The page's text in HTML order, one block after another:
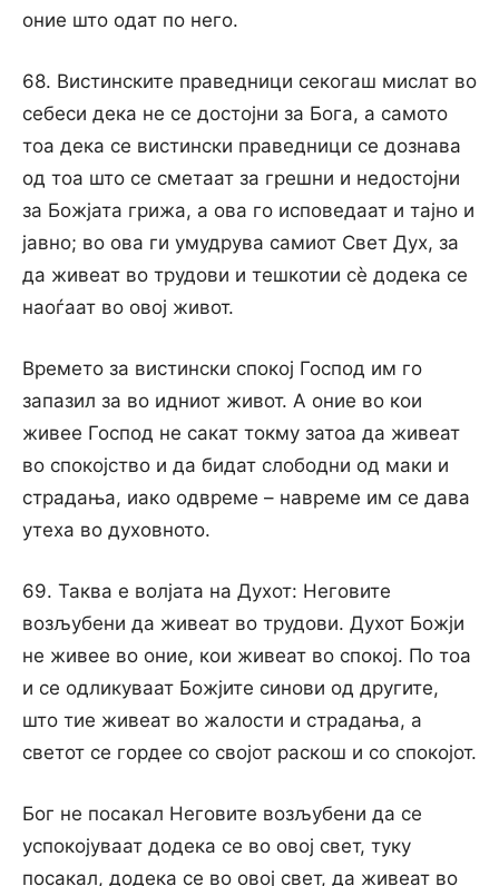
оние што одат по него.
68. Вистинските праведници секогаш мислат во
себеси дека не се достојни за Бога, а самото
тоа дека се вистински праведници се дознава
од тоа што се сметаат за грешни и недостојни
за Божјата грижа, а ова го исповедаат и тајно и
јавно; во ова ги умудрува самиот Свет Дух, за
да живеат во трудови и тешкотии сѐ додека се
наоѓаат во овој живот.
Времето за вистински спокој Господ им го
запазил за во идниот живот. А оние во кои
живее Господ не сакат токму затоа да живеат
во спокојство и да бидат слободни од маки и
страдања, иако одвреме – навреме им се дава
утеха во духовното.
69. Таква е волјата на Духот: Неговите
возљубени да живеат во трудови. Духот Божји
не живее во оние, кои живеат во спокој. По тоа
и се одликуваат Божјите синови од другите,
што тие живеат во жалости и страдања, а
светот се гордее со својот раскош и со спокојот.
Бог не посакал Неговите возљубени да се
успокојуваат додека се во овој свет, туку
посакал, додека се во овој свет, да живеат во